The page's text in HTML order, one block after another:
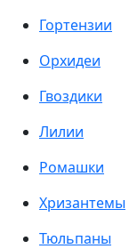
Гортензии
Орхидеи
Гвоздики
Лилии
Ромашки
Хризантемы
Тюльпаны